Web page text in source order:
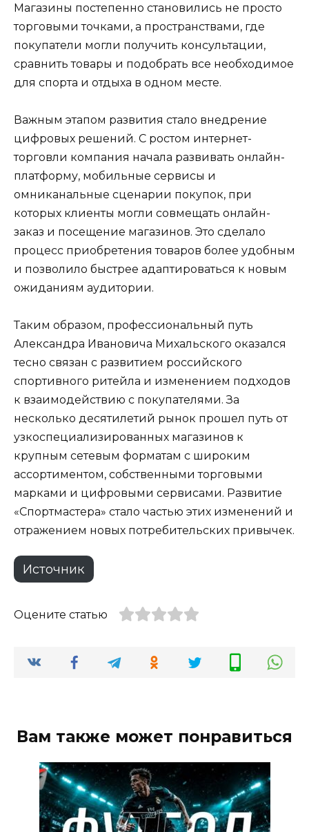
Магазины постепенно становились не просто
торговыми точками, а пространствами, где
покупатели могли получить консультации,
сравнить товары и подобрать все необходимое
для спорта и отдыха в одном месте.
Важным этапом развития стало внедрение
цифровых решений. С ростом интернет-
торговли компания начала развивать онлайн-
платформу, мобильные сервисы и
омниканальные сценарии покупок, при
которых клиенты могли совмещать онлайн-
заказ и посещение магазинов. Это сделало
процесс приобретения товаров более удобным
и позволило быстрее адаптироваться к новым
ожиданиям аудитории.
Таким образом, профессиональный путь
Александра Ивановича Михальского оказался
тесно связан с развитием российского
спортивного ритейла и изменением подходов
к взаимодействию с покупателями. За
несколько десятилетий рынок прошел путь от
узкоспециализированных магазинов к
крупным сетевым форматам с широким
ассортиментом, собственными торговыми
марками и цифровыми сервисами. Развитие
«Спортмастера» стало частью этих изменений и
отражением новых потребительских привычек.
Источник
Оцените статью
Вам также может понравиться